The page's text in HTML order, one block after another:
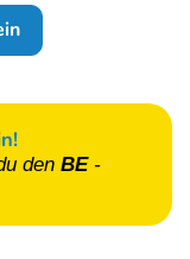
den BE -